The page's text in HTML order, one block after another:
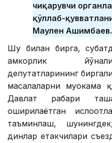
чиқарувчи
қўллаб-
Маулен Ашимбаев.
Шу билан бирга,
ҳамкорлик
депутатларининг
масалаларни муҳокама
Давлат раҳбари
оширилаётган
таъминлаш,
динлар етакчилари